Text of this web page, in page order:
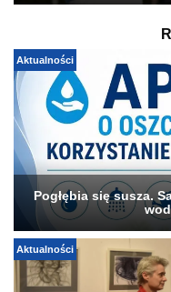
Aktualności
Pogłębia się susza.
Aktualności